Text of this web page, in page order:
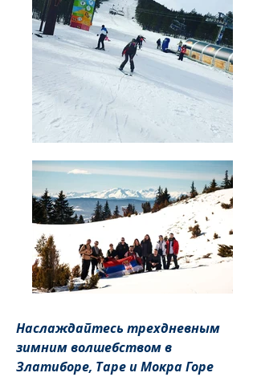
Наслаждайтесь трехдневным
зимним волшебством в
Златиборе, Таре и Мокра Горе